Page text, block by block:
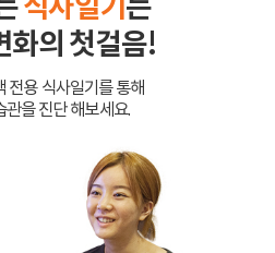
화의 첫걸음!
전용 식사일기를 통해
관을 진단 해보세요.